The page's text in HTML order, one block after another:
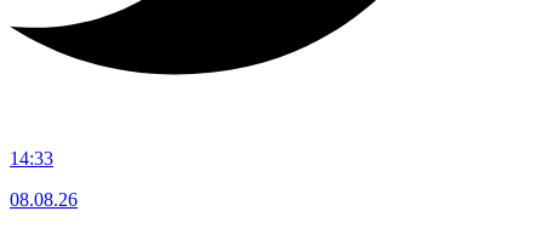
14:33
08.08.26